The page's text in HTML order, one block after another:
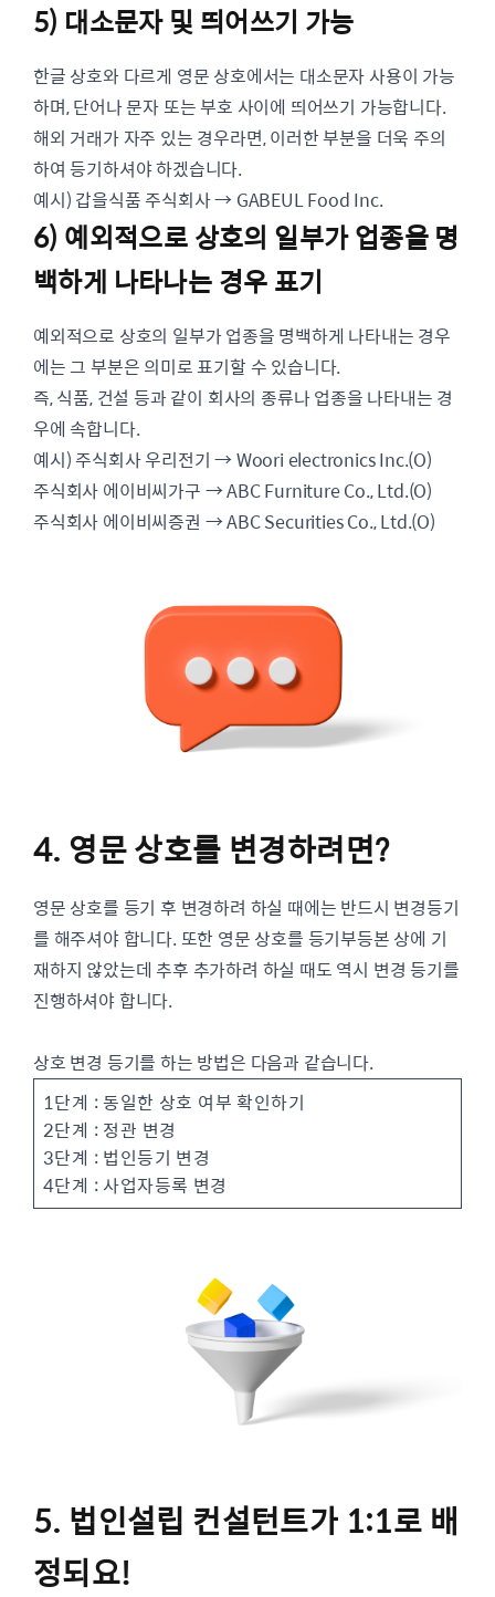
5) 대소문자 및 띄어쓰기 가능
한글 상호와 다르게 영문 상호에서는 대소문자 사용이 가능
하며, 단어나 문자 또는 부호 사이에 띄어쓰기 가능합니다.
해외 거래가 자주 있는 경우라면, 이러한 부분을 더욱 주의
하여 등기하셔야 하겠습니다.
예시) 갑을식품 주식회사 → GABEUL Food Inc.
6) 예외적으로 상호의 일부가 업종을 명
백하게 나타나는 경우 표기
예외적으로 상호의 일부가 업종을 명백하게 나타내는 경우
에는 그 부분은 의미로 표기할 수 있습니다.
즉, 식품, 건설 등과 같이 회사의 종류나 업종을 나타내는 경
우에 속합니다.
예시) 주식회사 우리전기 → Woori electronics Inc.(O)
주식회사 에이비씨가구 → ABC Furniture Co., Ltd.(O)
주식회사 에이비씨증권 → ABC Securities Co., Ltd.(O)
4. 영문 상호를 변경하려면?
영문 상호를 등기 후 변경하려 하실 때에는 반드시 변경등기
를 해주셔야 합니다. 또한 영문 상호를 등기부등본 상에 기
재하지 않았는데 추후 추가하려 하실 때도 역시 변경 등기를
진행하셔야 합니다.
상호 변경 등기를 하는 방법은 다음과 같습니다.
1단계 : 동일한 상호 여부 확인하기
2단계 : 정관 변경
3단계 : 법인등기 변경
4단계 : 사업자등록 변경
5. 법인설립 컨설턴트가 1:1로 배
정되요!